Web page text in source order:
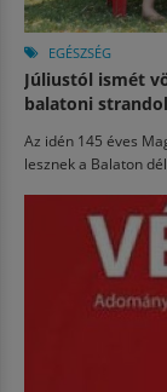
EGÉSZSÉG
Júliustól ismét
balatoni
Az idén 145 éves
lesznek a Balaton